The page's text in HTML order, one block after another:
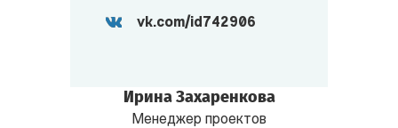
vk.com/id742906
Ирина Захаренкова
Менеджер проектов